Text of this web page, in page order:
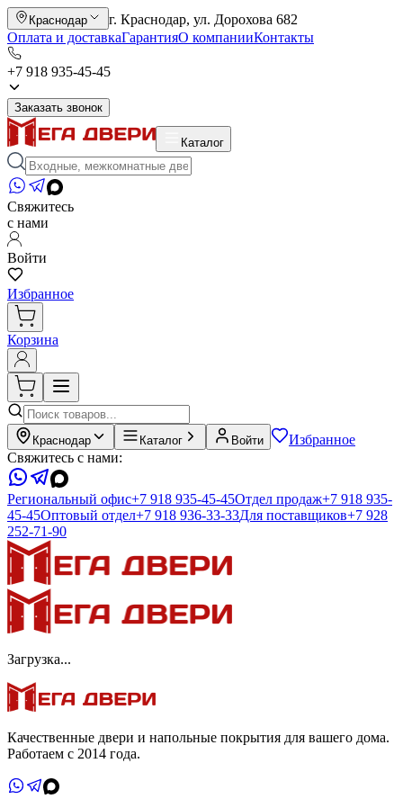
Краснодар
г. Краснодар, ул. Дорохова 682
Оплата и доставкаГарантияО компанииКонтакты
+7 918 935-45-45
Заказать звонок
Каталог
Свяжитесь
с нами
Войти
Избранное
Корзина
Краснодар Каталог Войти
Избранное
Свяжитесь с нами:
Региональный офис+7 918 935-45-45Отдел продаж+7 918 935-
45-45Оптовый отдел+7 918 936-33-33Для поставщиков+7 928
252-71-90
Загрузка...
Качественные двери и напольные покрытия для вашего дома.
Работаем с 2014 года.